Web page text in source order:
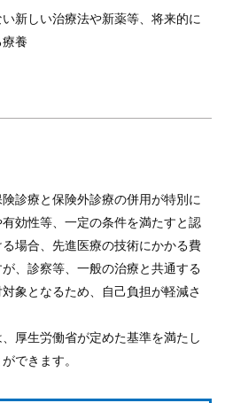
新しい治療法や新薬等、将来的に
養
診療と保険外診療の併用が特別に
効性等、一定の条件を満たすと認
場合、先進医療の技術にかかる費
、診察等、一般の治療と共通する
象となるため、自己負担が軽減さ
厚生労働省が定めた基準を満たし
できます。